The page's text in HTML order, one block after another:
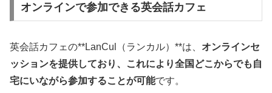
オンラインで参加できる英会話カフェ
英会話カフェの**LanCul（ランカル）**は、 オンラインセ
ッションを提供しており、これにより全国どこからでも自
宅にいながら参加することが可能です。